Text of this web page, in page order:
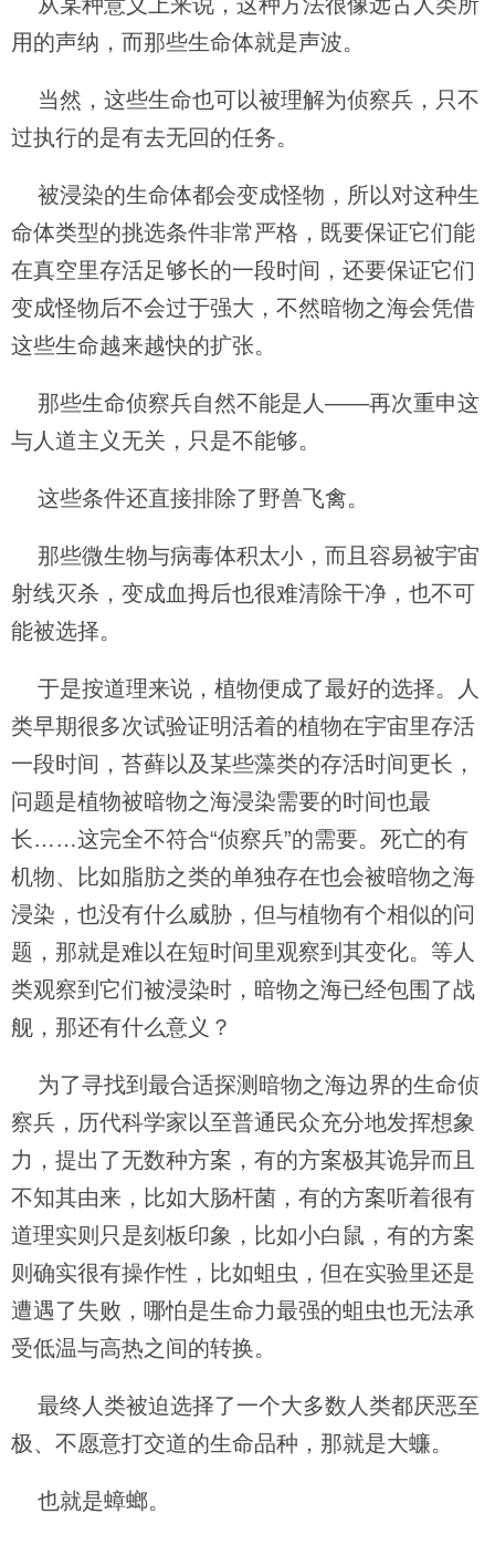
用的声纳，而那些生命体就是声波。
当然，这些生命也可以被理解为侦察兵，只不
过执行的是有去无回的任务。
被浸染的生命体都会变成怪物，所以对这种生
命体类型的挑选条件非常严格，既要保证它们能
在真空里存活足够长的一段时间，还要保证它们
变成怪物后不会过于强大，不然暗物之海会凭借
这些生命越来越快的扩张。
那些生命侦察兵自然不能是人——再次重申这
与人道主义无关，只是不能够。
这些条件还直接排除了野兽飞禽。
那些微生物与病毒体积太小，而且容易被宇宙
射线灭杀，变成血拇后也很难清除干净，也不可
能被选择。
于是按道理来说，植物便成了最好的选择。人
类早期很多次试验证明活着的植物在宇宙里存活
一段时间，苔藓以及某些藻类的存活时间更长，
问题是植物被暗物之海浸染需要的时间也最
长……这完全不符合“侦察兵”的需要。死亡的有
机物、比如脂肪之类的单独存在也会被暗物之海
浸染，也没有什么威胁，但与植物有个相似的问
题，那就是难以在短时间里观察到其变化。等人
类观察到它们被浸染时，暗物之海已经包围了战
舰，那还有什么意义？
为了寻找到最合适探测暗物之海边界的生命侦
察兵，历代科学家以至普通民众充分地发挥想象
力，提出了无数种方案，有的方案极其诡异而且
不知其由来，比如大肠杆菌，有的方案听着很有
道理实则只是刻板印象，比如小白鼠，有的方案
则确实很有操作性，比如蛆虫，但在实验里还是
遭遇了失败，哪怕是生命力最强的蛆虫也无法承
受低温与高热之间的转换。
最终人类被迫选择了一个大多数人类都厌恶至
极、不愿意打交道的生命品种，那就是大蠊。
也就是蟑螂。